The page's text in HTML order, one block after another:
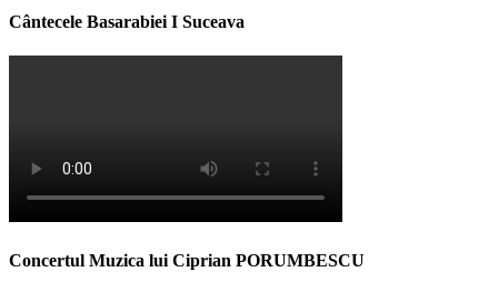
Cântecele Basarabiei I Suceava
Concertul Muzica lui Ciprian PORUMBESCU